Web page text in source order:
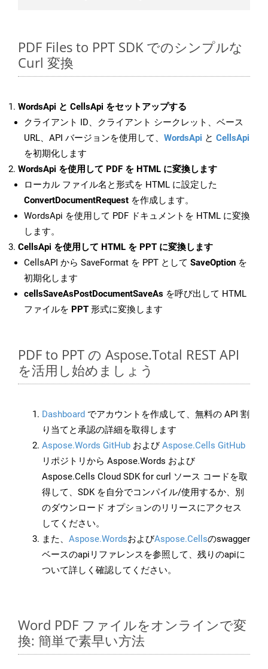
PDF Files to PPT SDK でのシンプルな
Curl 変換
WordsApi と CellsApi をセットアップする
クライアント ID、クライアント シークレット、ベース
URL、API バージョンを使用して、 WordsApi と CellsApi
を初期化します
WordsApi を使用して PDF を HTML に変換します
ローカル ファイル名と形式を HTML に設定した
ConvertDocumentRequest を作成します。
WordsApi を使用して PDF ドキュメントを HTML に変換
します。
CellsApi を使用して HTML を PPT に変換します
CellsAPI から SaveFormat を PPT として SaveOption を
初期化します
cellsSaveAsPostDocumentSaveAs を呼び出して HTML
ファイルを PPT 形式に変換します
PDF to PPT の Aspose.Total REST API
を活用し始めましょう
Dashboard でアカウントを作成して、無料の API 割
り当てと承認の詳細を取得します
Aspose.Words GitHub およびAspose.Cells GitHub
リポジトリから Aspose.Words および
Aspose.Cells Cloud SDK for curl ソース コードを取
得して、SDK を自分でコンパイル/使用するか、別
のダウンロード オプションのリリースにアクセス
してください。
また、 Aspose.WordsおよびAspose.Cellsのswagger
ベースのapiリファレンスを参照して、残りのapiに
ついて詳しく確認してください。
Word PDF ファイルをオンラインで変
換: 簡単で素早い方法